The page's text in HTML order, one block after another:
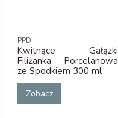
PPD
Kwitnące Gałązki
Filiżanka Porcelanowa
ze Spodkiem 300 ml
Zobacz